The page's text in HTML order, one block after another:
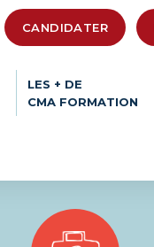
CANDIDATER
LES + DE
CMA FORMATION